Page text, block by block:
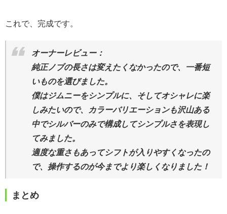
これで、完成です。
オーナーレビュー：
純正ノブの長さは変えたくなかったので、一番短
いものを選びました。
僕はジムニーをシンプルに、そしてオシャレに楽
しみたいので、カラーバリエーションも沢山ある
中でシルバーのみで構成してシンプルさを表現し
てみました。
適度な重さもあってシフトが入りやすくなったの
で、操作するのが今までより楽しくなりました！
まとめ